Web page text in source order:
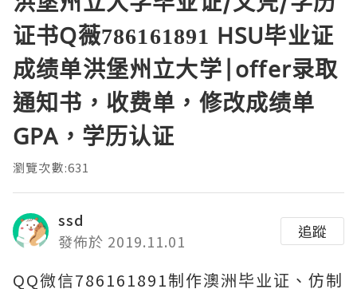
证书Q薇786161891 HSU毕业证
成绩单洪堡州立大学|offer录取
通知书，收费单，修改成绩单
GPA，学历认证
瀏覽次數:631
ssd
發佈於 2019.11.01
追蹤
QQ微信786161891制作澳洲毕业证、仿制